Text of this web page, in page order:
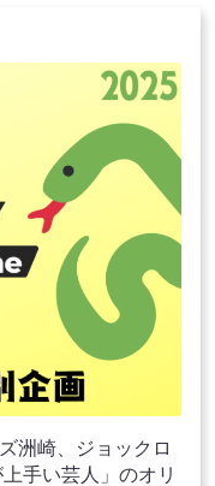
洲崎、ジョックロ
手い芸人」のオリ